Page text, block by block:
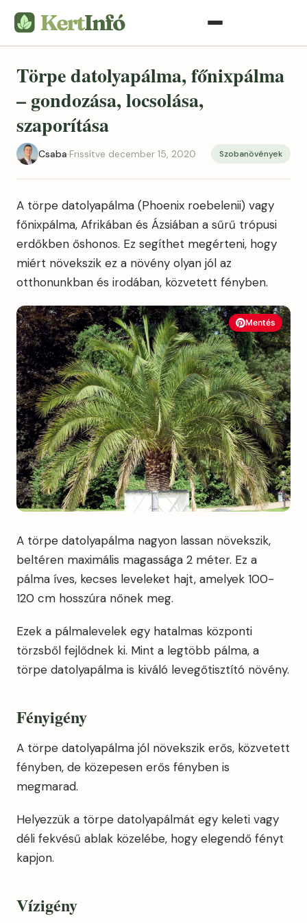
Törpe datolyapálma, főnixpálma
– gondozása, locsolása,
szaporítása
Csaba·Frissítve december 15, 2020 Szobanövények
A törpe datolyapálma (Phoenix roebelenii) vagy
főnixpálma, Afrikában és Ázsiában a sűrű trópusi
erdőkben őshonos. Ez segíthet megérteni, hogy
miért növekszik ez a növény olyan jól az
otthonunkban és irodában, közvetett fényben.
Mentés
A törpe datolyapálma nagyon lassan növekszik,
beltéren maximális magassága 2 méter. Ez a
pálma íves, kecses leveleket hajt, amelyek 100-
120 cm hosszúra nőnek meg.
Ezek a pálmalevelek egy hatalmas központi
törzsből fejlődnek ki. Mint a legtöbb pálma, a
törpe datolyapálma is kiváló levegőtisztító növény.
Fényigény
A törpe datolyapálma jól növekszik erős, közvetett
fényben, de közepesen erős fényben is
megmarad.
Helyezzük a törpe datolyapálmát egy keleti vagy
déli fekvésű ablak közelébe, hogy elegendő fényt
kapjon.
Vízigény